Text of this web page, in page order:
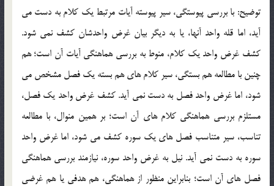
توضيح: با بررسي پيوستگي، سير پيوسته آيات مرتبط يک کلام به دست مي
آيد، اما قله واحد آنها، يا به ديگر بيان غرض واحدشان کشف نمي شود.
کشف غرض واحد يک کلام، منوط به بررسي هماهنگي آيات آن است؛ هم
چنين با مطالعه هم بستگي، سير کلام هاي هم بسته يک فصل مشخص مي
شود، اما غرض واحد فصل به دست نمي آيد. کشف غرض واحد يک فصل،
مستلزم بررسي هماهنگي کلام هاي آن است؛ بر همين منوال، با مطالعه
تناسب، سير متناسب فصل هاي يک سوره کشف مي شود، اما غرض واحد
سوره به دست نمي آيد. نيل به غرض واحد سوره، نيازمند بررسي هماهنگي
فصل هاي آن است؛ بنابراين منظور از هماهنگي، هم هدفي يا هم غرضي